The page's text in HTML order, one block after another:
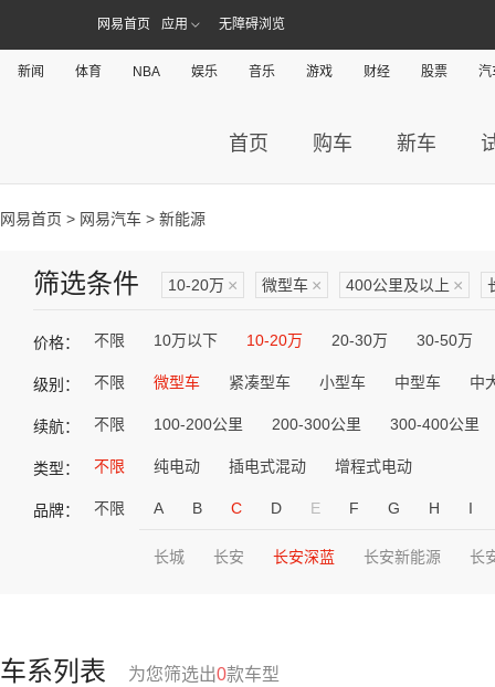
网易首页 应用 无障碍浏览
新闻 体育 NBA 娱乐 音乐 游戏 财经 股票 汽
首页 购车 新车
网易首页 > 网易汽车 > 新能源
筛选条件 10-20万 × 微型车 × 400公里及以上 ×
价格： 不限 10万以下 10-20万 20-30万 30-50万
级别： 不限 微型车 紧凑型车 小型车 中型车 中
续航： 不限 100-200公里 200-300公里 300-400公里
类型： 不限 纯电动 插电式混动 增程式电动
品牌： 不限 A B C D E F G H I
长城 长安 长安深蓝 长安新能源 长
车系列表 为您筛选出0款车型